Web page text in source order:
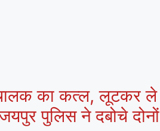
का कत्ल, लूटकर ले
पुलिस ने दबोचे दोनों